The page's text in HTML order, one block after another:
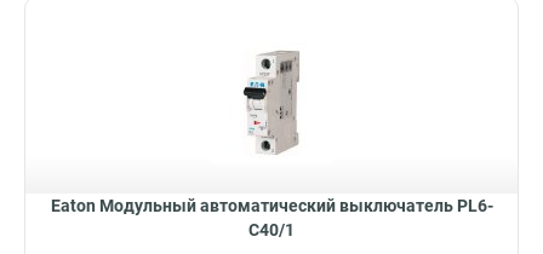
Eaton Модульный автоматический выключатель PL6-
C40/1